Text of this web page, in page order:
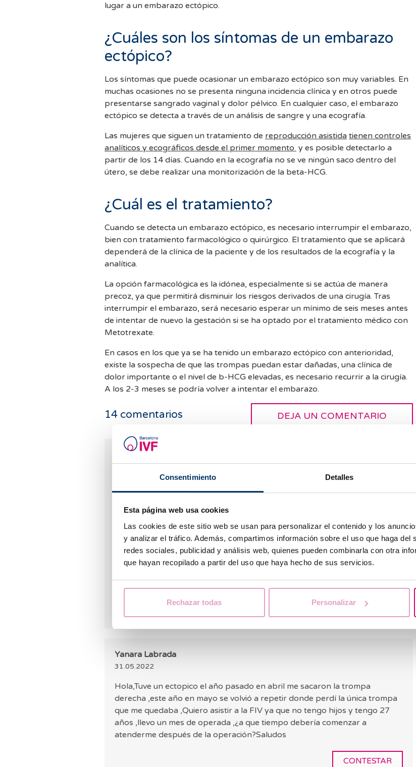
Consentimiento Detalles
Esta página web usa cookies
Las cookies de este sitio web se usan para personalizar el contenido y los
y analizar el tráfico. Además, compartimos información sobre el uso que haga del
redes sociales, publicidad y análisis web, quienes pueden combinarla con otra
que hayan recopilado a partir del uso que haya hecho de sus servicios.
Rechazar todas Personalizar
lugar a un embarazo ectópico.
¿Cuáles son los síntomas de un embarazo
ectópico?
Los síntomas que puede ocasionar un embarazo ectópico son muy variables. En
muchas ocasiones no se presenta ninguna incidencia clínica y en otros puede
presentarse sangrado vaginal y dolor pélvico. En cualquier caso, el embarazo
ectópico se detecta a través de un análisis de sangre y una ecografía.
Las mujeres que siguen un tratamiento de reproducción asistida tienen controles
analíticos y ecográficos desde el primer momento y es posible detectarlo a
partir de los 14 días. Cuando en la ecografía no se ve ningún saco dentro del
útero, se debe realizar una monitorización de la beta-HCG.
¿Cuál es el tratamiento?
Cuando se detecta un embarazo ectópico, es necesario interrumpir el embarazo,
bien con tratamiento farmacológico o quirúrgico. El tratamiento que se aplicará
dependerá de la clínica de la paciente y de los resultados de la ecografía y la
analítica.
La opción farmacológica es la idónea, especialmente si se actúa de manera
precoz, ya que permitirá disminuir los riesgos derivados de una cirugía. Tras
interrumpir el embarazo, será necesario esperar un mínimo de seis meses antes
de intentar de nuevo la gestación si se ha optado por el tratamiento médico con
Metotrexate.
En casos en los que ya se ha tenido un embarazo ectópico con anterioridad,
existe la sospecha de que las trompas puedan estar dañadas, una clínica de
dolor importante o el nivel de b-HCG elevadas, es necesario recurrir a la cirugía.
A los 2-3 meses se podría volver a intentar el embarazo.
DEJA UN COMENTARIO
14 comentarios
la otra estaba obstruida y que la tenian que quitar tmbien pero decidió que
queria una segunda opinión para saber si habia algun tratamiento para
limpiar esa trompa, ya han pasado 5 meses y hoy menstrue al parecer por
segunda ves en el mes, se me bajo la presion y tuve dolor en la parte baja.
Nose que puede ser estoy preocupada porque dudo que sea un embarazo
CONTESTAR
Yanara Labrada
31.05.2022
Hola,Tuve un ectopico el año pasado en abril me sacaron la trompa
derecha ,este año en mayo se volvió a repetir donde perdí la única trompa
que me quedaba ,Quiero asistir a la FIV ya que no tengo hijos y tengo 27
años ,llevo un mes de operada ,¿a que tiempo debería comenzar a
atenderme después de la operación?Saludos
CONTESTAR